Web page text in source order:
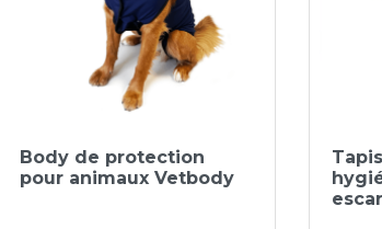
 Aperçu rapide
Body de protection
pour animaux Vetbody